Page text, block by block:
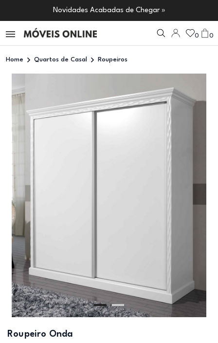
Novidades Acabadas de Chegar »
0 0
Home Quartos de Casal Roupeiros
Roupeiro Onda